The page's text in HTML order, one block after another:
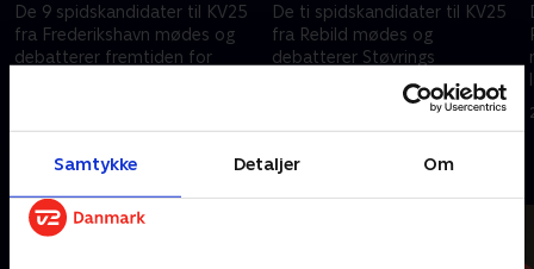
Samtykke Detaljer Om
De 9 spidskandidater til KV25
fra Frederikshavn mødes og
debatterer fremtiden for
De ti spidskandidater til KV25
fra Rebild mødes og
debatterer Støvrings
vokseværk, ældreplejens
udfordringer og gøre
28. oktober 2025 • 60 min
Andre så også